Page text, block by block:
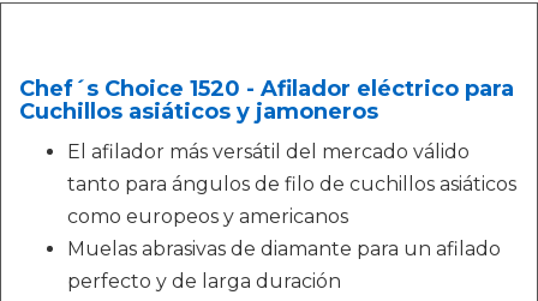
Chef´s Choice 1520 - Afilador eléctrico para
Cuchillos asiáticos y jamoneros
El afilador más versátil del mercado válido
tanto para ángulos de filo de cuchillos asiáticos
como europeos y americanos
Muelas abrasivas de diamante para un afilado
perfecto y de larga duración